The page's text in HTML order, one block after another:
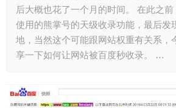
后大概也花了一个月的时间。 在此之
使用的熊掌号的天级收录功能，最后发
地，当然这个可能跟网站权重有关系，
享一下如何让网站被百度秒收录。 …